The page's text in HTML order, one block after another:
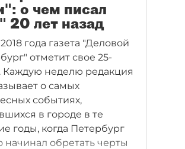
о чем писал
20 лет назад
года газета "Деловой
отметит свое 25-
Каждую неделю редакция
о самых
событиях,
в городе в те
годы, когда Петербург
начинал обретать черты